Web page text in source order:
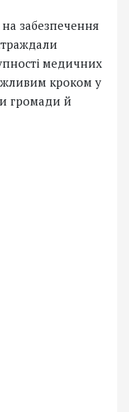
забезпечення
медичних
кроком у
громади й